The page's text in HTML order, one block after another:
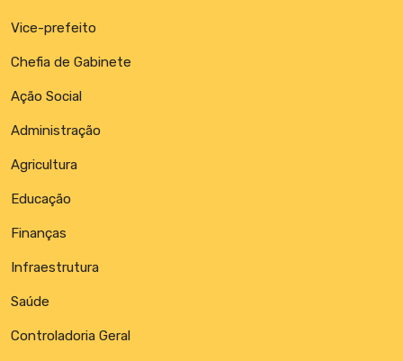
Vice-prefeito
Chefia de Gabinete
Ação Social
Administração
Agricultura
Educação
Finanças
Infraestrutura
Saúde
Controladoria Geral